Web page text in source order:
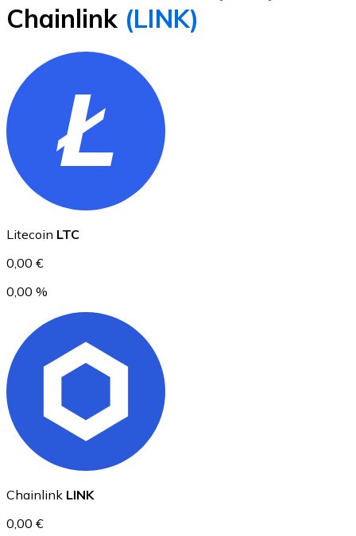
BTC
Ethereum
ETH
USD Coin
USDC
Chainlink (LINK)
Litecoin LTC
0,00 €
0,00 %
Chainlink LINK
0,00 €